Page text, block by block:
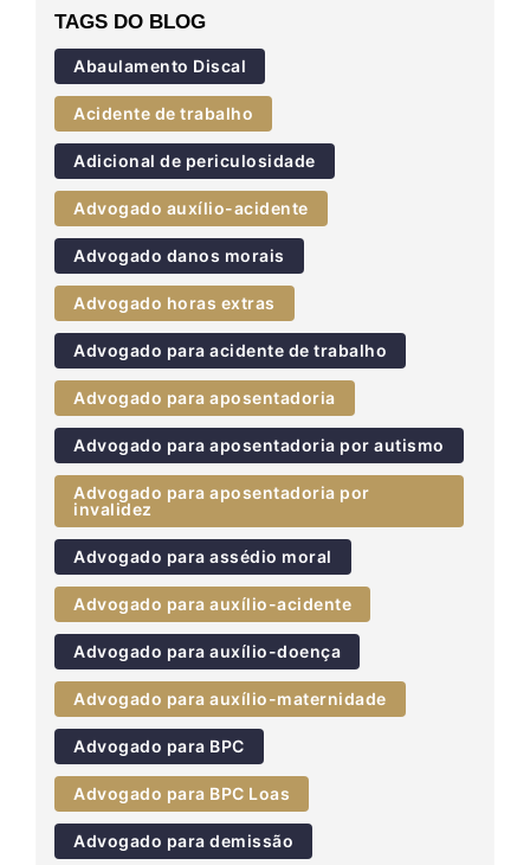
TAGS DO BLOG
Abaulamento Discal
Acidente de trabalho
Adicional de periculosidade
Advogado auxílio-acidente
Advogado danos morais
Advogado horas extras
Advogado para acidente de trabalho
Advogado para aposentadoria
Advogado para aposentadoria por autismo
Advogado para aposentadoria por
invalidez
Advogado para assédio moral
Advogado para auxílio-acidente
Advogado para auxílio-doença
Advogado para auxílio-maternidade
Advogado para BPC
Advogado para BPC Loas
Advogado para demissão